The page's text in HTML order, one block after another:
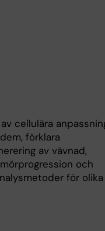
cellulära
förklara
av vävnad,
och
för olika